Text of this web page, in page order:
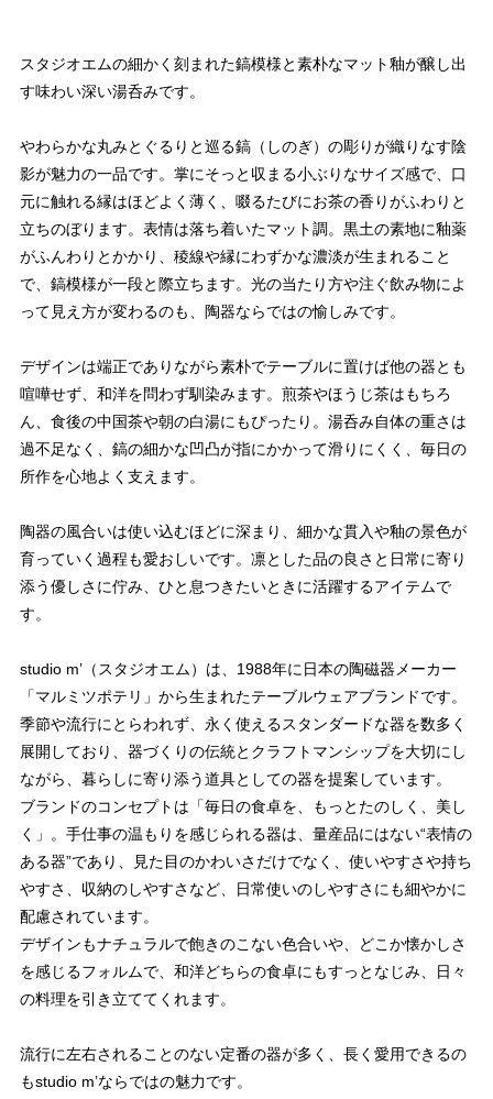
スタジオエムの細かく刻まれた鎬模様と素朴なマット釉が醸し出
す味わい深い湯呑みです。
やわらかな丸みとぐるりと巡る鎬（しのぎ）の彫りが織りなす陰
影が魅力の一品です。掌にそっと収まる小ぶりなサイズ感で、口
元に触れる縁はほどよく薄く、啜るたびにお茶の香りがふわりと
立ちのぼります。表情は落ち着いたマット調。黒土の素地に釉薬
がふんわりとかかり、稜線や縁にわずかな濃淡が生まれること
で、鎬模様が一段と際立ちます。光の当たり方や注ぐ飲み物によ
って見え方が変わるのも、陶器ならではの愉しみです。
デザインは端正でありながら素朴でテーブルに置けば他の器とも
喧嘩せず、和洋を問わず馴染みます。煎茶やほうじ茶はもちろ
ん、食後の中国茶や朝の白湯にもぴったり。湯呑み自体の重さは
過不足なく、鎬の細かな凹凸が指にかかって滑りにくく、毎日の
所作を心地よく支えます。
陶器の風合いは使い込むほどに深まり、細かな貫入や釉の景色が
育っていく過程も愛おしいです。凛とした品の良さと日常に寄り
添う優しさに佇み、ひと息つきたいときに活躍するアイテムで
す。
studio m’（スタジオエム）は、1988年に日本の陶磁器メーカー
「マルミツポテリ」から生まれたテーブルウェアブランドです。
季節や流行にとらわれず、永く使えるスタンダードな器を数多く
展開しており、器づくりの伝統とクラフトマンシップを大切にし
ながら、暮らしに寄り添う道具としての器を提案しています。
ブランドのコンセプトは「毎日の食卓を、もっとたのしく、美し
く」。手仕事の温もりを感じられる器は、量産品にはない“表情の
ある器”であり、見た目のかわいさだけでなく、使いやすさや持ち
やすさ、収納のしやすさなど、日常使いのしやすさにも細やかに
配慮されています。
デザインもナチュラルで飽きのこない色合いや、どこか懐かしさ
を感じるフォルムで、和洋どちらの食卓にもすっとなじみ、日々
の料理を引き立ててくれます。
流行に左右されることのない定番の器が多く、長く愛用できるの
もstudio m’ならではの魅力です。